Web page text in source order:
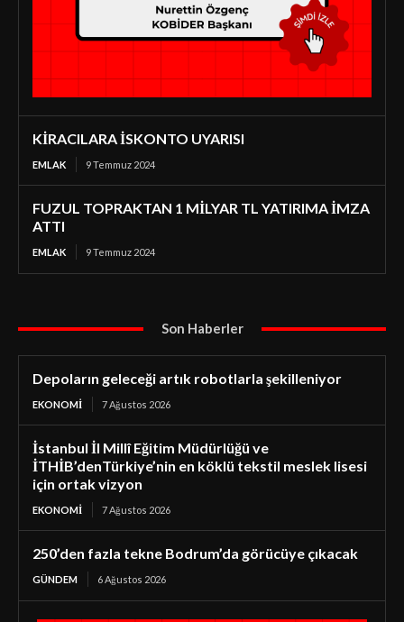
KİRACILARA İSKONTO UYARISI
EMLAK 9 Temmuz 2024
FUZUL TOPRAKTAN 1 MİLYAR TL YATIRIMA İMZA
ATTI
EMLAK 9 Temmuz 2024
Son Haberler
Depoların geleceği artık robotlarla şekilleniyor
EKONOMI 7 Ağustos 2026
İstanbul İl Millî Eğitim Müdürlüğü ve
İTHİB’denTürkiye’nin en köklü tekstil meslek lisesi
için ortak vizyon
EKONOMI 7 Ağustos 2026
250’den fazla tekne Bodrum’da görücüye çıkacak
GÜNDEM 6 Ağustos 2026